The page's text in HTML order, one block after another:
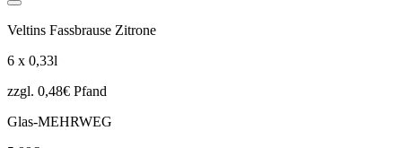
Veltins Fassbrause Zitrone
6 x 0,33l
zzgl. 0,48€ Pfand
Glas-MEHRWEG